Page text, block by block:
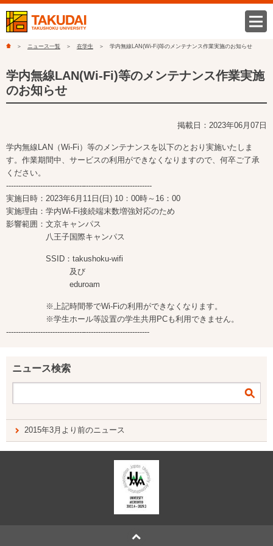
ニュース一覧 在学生 学内無線LAN(Wi-Fi)等のメンテナンス作業実施のお知らせ
学内無線LAN(Wi-Fi)等のメンテナンス作業実施
のお知らせ
掲載日：2023年06月07日
学内無線LAN（Wi-Fi）等のメンテナンスを以下のとおり実施いたしま
す。作業期間中、サービスの利用ができなくなりますので、何卒ご了承
ください。
------------------------------------------------------------
実施日時：2023年6月11日(日) 10：00時～16：00
実施理由：学内Wi-Fi接続端末数増強対応のため
影響範囲：文京キャンパス
八王子国際キャンパス
SSID：takushoku-wifi
及び
eduroam
※上記時間帯でWi-Fiの利用ができなくなります。
※学生ホール等設置の学生共用PCも利用できません。
-----------------------------------------------------------
ニュース検索
2015年3月より前のニュース